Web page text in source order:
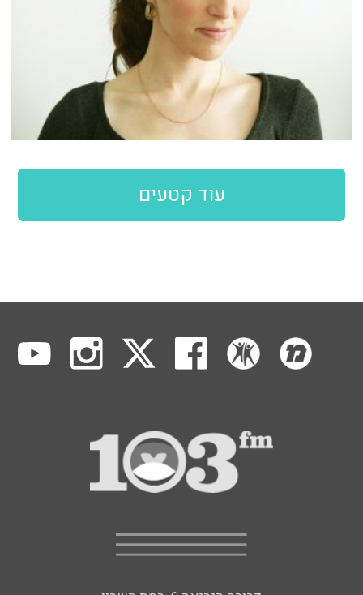
עוד קטעים